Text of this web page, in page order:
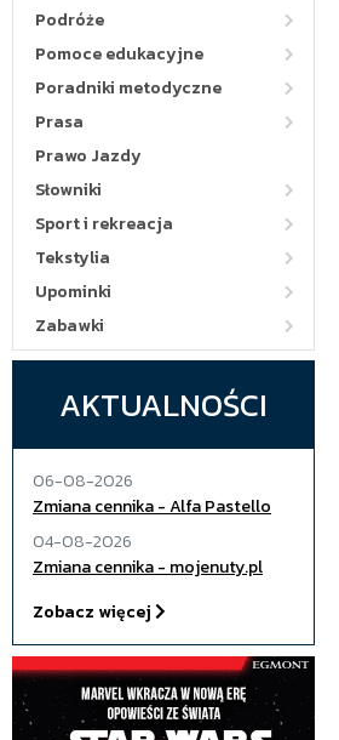
Podróże
Pomoce edukacyjne
Poradniki metodyczne
Prasa
Prawo Jazdy
Słowniki
Sport i rekreacja
Tekstylia
Upominki
Zabawki
AKTUALNOŚCI
06-08-2026
Zmiana cennika - Alfa Pastello
04-08-2026
Zmiana cennika - mojenuty.pl
Zobacz więcej